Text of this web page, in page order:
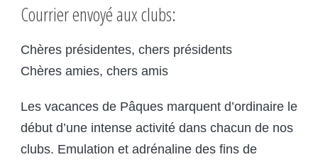
Courrier envoyé aux clubs:
Chères présidentes, chers présidents
Chères amies, chers amis
Les vacances de Pâques marquent d’ordinaire le
début d’une intense activité dans chacun de nos
clubs. Emulation et adrénaline des fins de